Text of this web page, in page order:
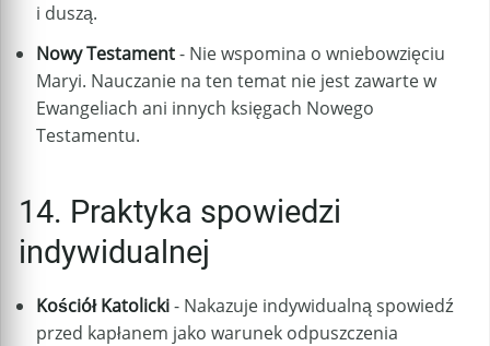
i duszą.
Nowy Testament- Nie wspomina o wniebowzięciu
Maryi. Nauczanie na ten temat nie jest zawarte w
Ewangeliach ani innych księgach Nowego
Testamentu.
14. Praktyka spowiedzi
indywidualnej
Kościół Katolicki- Nakazuje indywidualną spowiedź
przed kapłanem jako warunek odpuszczenia